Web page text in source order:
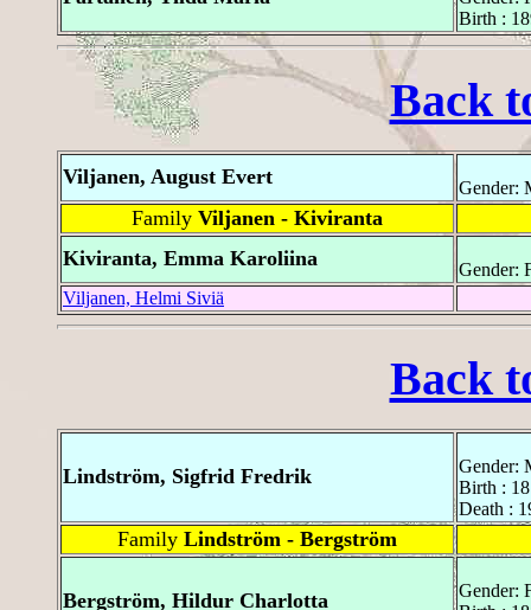
Birth :
Back
Viljanen, August Evert Gender:
Family Viljanen - Kiviranta
Kiviranta, Emma Karoliina
Gender:
Viljanen, Helmi Siviä
Back
Lindström, Sigfrid Fredrik
Gender:
Birth :
Death :
Family Lindström - Bergström
Bergström, Hildur Charlotta
Gender: